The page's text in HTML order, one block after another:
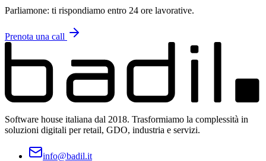
Parliamone: ti rispondiamo entro 24 ore lavorative.
Prenota una call
Software house italiana dal 2018. Trasformiamo la complessità in
soluzioni digitali per retail, GDO, industria e servizi.
info@badil.it